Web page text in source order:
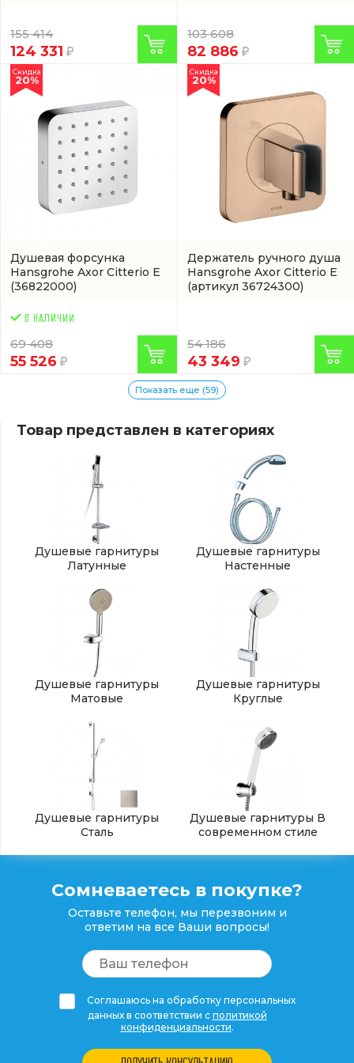
155 414
124 331
103 608
82 886
Душевая форсунка
Hansgrohe Axor Citterio E
(36822000)
Скидка
20%
69 408
55 526
Держатель ручного душа
Hansgrohe Axor Citterio E
(артикул 36724300)
Скидка
20%
54 186
43 349
Показать еще (59)
Товар представлен в категориях
Душевые гарнитуры
Латунные
Душевые гарнитуры
Настенные
Душевые гарнитуры
Матовые
Душевые гарнитуры
Круглые
Душевые гарнитуры
Сталь
Душевые гарнитуры В
современном стиле
Сомневаетесь в покупке?
Оставьте телефон, мы перезвоним и
ответим на все Ваши вопросы!
Соглашаюсь на обработку персональных
данных в соответствии с политикой
конфиденциальности.